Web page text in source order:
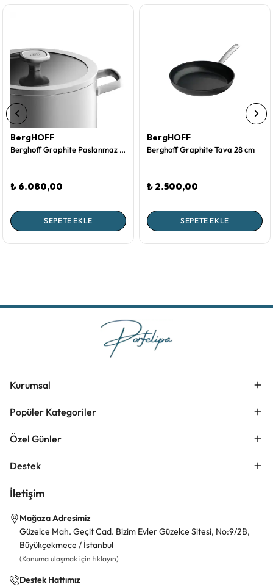
BergHOFF
Berghoff Graphite Paslanmaz Çelik Tencere 24 cm
₺ 6.080,00
SEPETE EKLE
BergHOFF
Berghoff Graphite Tava 28 cm
₺ 2.500,00
SEPETE EKLE
Kurumsal
Popüler Kategoriler
Özel Günler
Destek
İletişim
Mağaza Adresimiz
Güzelce Mah. Geçit Cad. Bizim Evler Güzelce Sitesi, No:9/2B,
Büyükçekmece / İstanbul
(Konuma ulaşmak için tıklayın)
Destek Hattımız